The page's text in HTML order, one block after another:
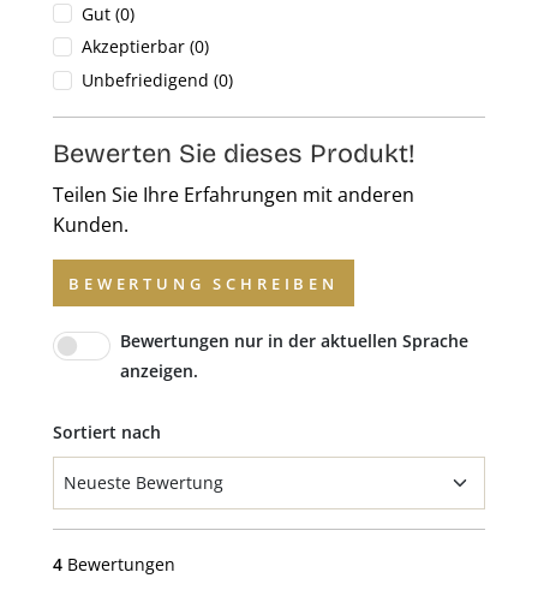
Gut (0)
Akzeptierbar (0)
Unbefriedigend (0)
Bewerten Sie dieses Produkt!
Teilen Sie Ihre Erfahrungen mit anderen
Kunden.
BEWERTUNG SCHREIBEN
Bewertungen nur in der aktuellen Sprache
anzeigen.
Sortiert nach
4 Bewertungen